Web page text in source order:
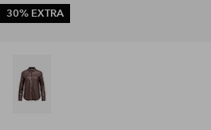
30% EXTRA